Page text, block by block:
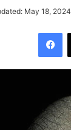
May 18, 2024